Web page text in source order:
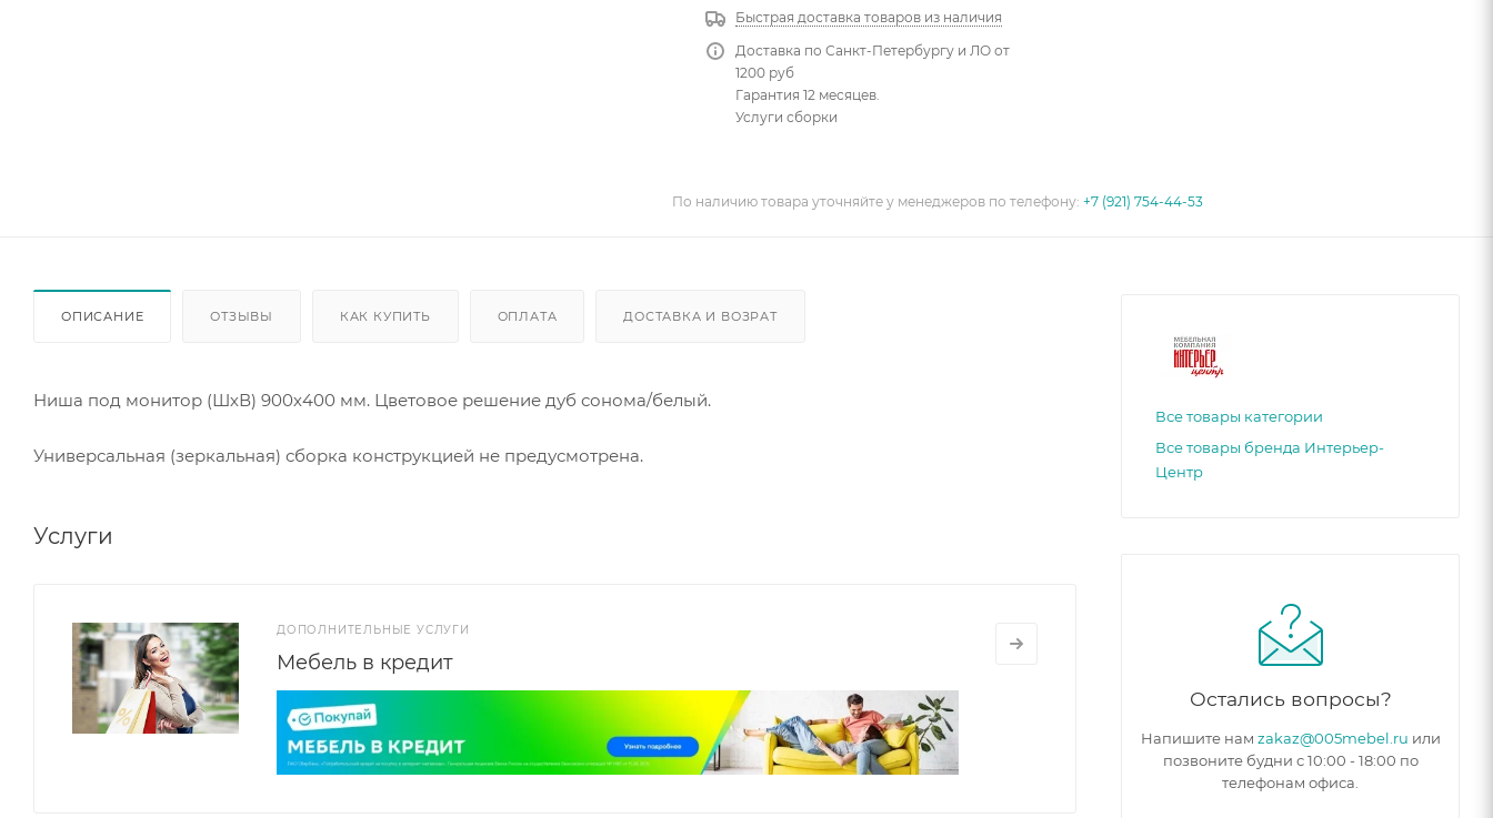
Быстрая доставка товаров из наличия
Доставка по Санкт-Петербургу и ЛО от
1200 руб
Гарантия 12 месяцев.
Услуги сборки
По наличию товара уточняйте у менеджеров по телефону:+7 (921) 754-44-53
ОПИСАНИЕ ОТЗЫВЫ КАК КУПИТЬ ОПЛАТА ДОСТАВКА И ВОЗРАТ
Ниша под монитор (ШхВ) 900х400 мм. Цветовое решение дуб сонома/белый.
Универсальная (зеркальная) сборка конструкцией не предусмотрена.
Услуги
ДОПОЛНИТЕЛЬНЫЕ УСЛУГИ
Мебель в кредит
Все товары категории
Все товары бренда Интерьер-
Центр
Остались вопросы?
Напишите нам zakaz@005mebel.ru или
позвоните будни с 10:00 - 18:00 по
телефонам офиса.